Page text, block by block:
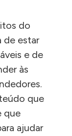
do
de estar
e de
às
que
que
ajudar